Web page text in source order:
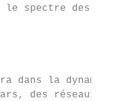
le spectre des
dans la
des réseaux